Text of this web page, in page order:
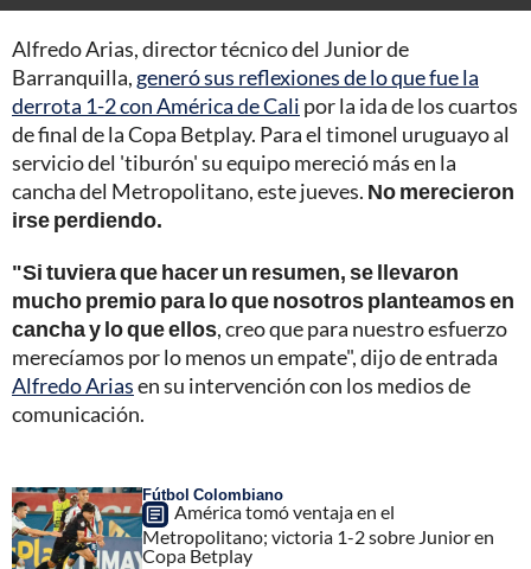
Alfredo Arias, director técnico del Junior de
Barranquilla, generó sus reflexiones de lo que fue la
derrota 1-2 con América de Cali por la ida de los cuartos
de final de la Copa Betplay. Para el timonel uruguayo al
servicio del 'tiburón' su equipo mereció más en la
cancha del Metropolitano, este jueves. No merecieron
irse perdiendo.
"Si tuviera que hacer un resumen, se llevaron
mucho premio para lo que nosotros planteamos en
cancha y lo que ellos, creo que para nuestro esfuerzo
merecíamos por lo menos un empate", dijo de entrada
Alfredo Ariasen su intervención con los medios de
comunicación.
Fútbol Colombiano
América tomó ventaja en el
Metropolitano; victoria 1-2 sobre Junior en
Copa Betplay